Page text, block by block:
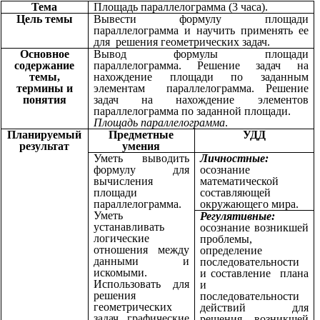
Тема
Площадь параллелограмма (3 часа).
Цель темы
Вывести формулу площади
параллелограмма и научить применять ее
для решения геометрических задач.
Основное
содержание
темы,
термины и
понятия
Вывод формулы площади
параллелограмма. Решение задач на
нахождение площади по заданным
элементам параллелограмма. Решение
задач на нахождение элементов
параллелограмма по заданной площади.
Площадь параллелограмма.
Планируемый
результат
Предметные
умения
УДД
Уметь выводить
формулу для
вычисления
площади
параллелограмма.
Уметь
устанавливать
логические
отношения между
данными и
искомыми.
Использовать для
решения
геометрических
Личностные:
осознание
математической
составляющей
окружающего мира.
Регулятивные:
осознание возникшей
проблемы,
определение
последовательности
и составление плана
и
последовательности
действий для